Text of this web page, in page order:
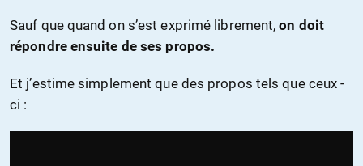
Sauf que quand on s’est exprimé librement,on doit
répondre ensuite de ses propos.
Et j’estime simplement que des propos tels que ceux -
ci :